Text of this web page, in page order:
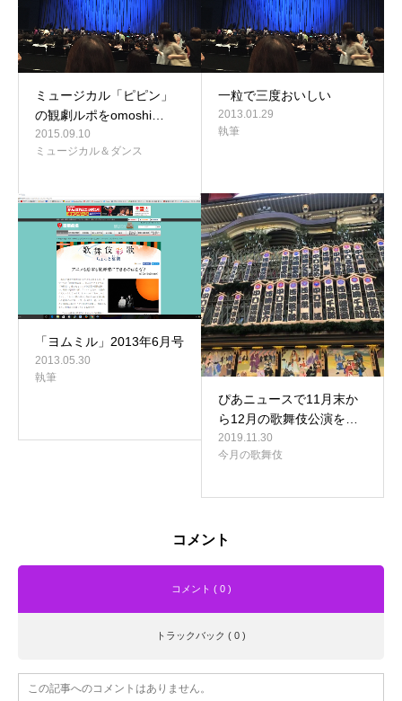
ミュージカル「ピピン」
の観劇ルポをomoshi…
2015.09.10
ミュージカル＆ダンス
一粒で三度おいしい
2013.01.29
執筆
「ヨムミル」2013年6月号
2013.05.30
執筆
ぴあニュースで11月末か
ら12月の歌舞伎公演を…
2019.11.30
今月の歌舞伎
コメント
コメント ( 0 )
トラックバック ( 0 )
この記事へのコメントはありません。